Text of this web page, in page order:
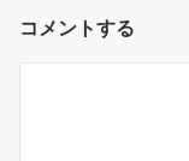
コメントする